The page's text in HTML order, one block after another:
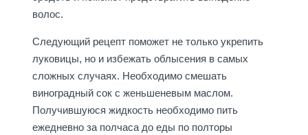
волос.
Следующий рецепт поможет не только укрепить
луковицы, но и избежать облысения в самых
сложных случаях. Необходимо смешать
виноградный сок с женьшеневым маслом.
Получившуюся жидкость необходимо пить
ежедневно за полчаса до еды по полторы